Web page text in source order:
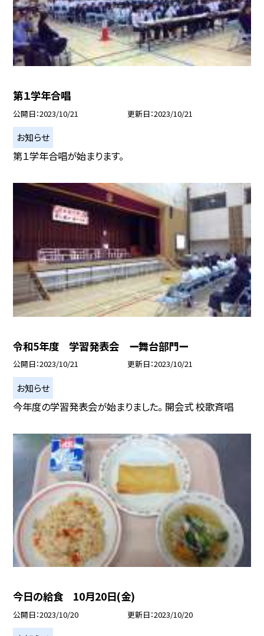
第１学年合唱
公開日 2023/10/21 更新日 2023/10/21
お知らせ
第１学年合唱が始まります。
令和5年度 学習発表会 ー舞台部門ー
公開日 2023/10/21 更新日 2023/10/21
お知らせ
今年度の学習発表会が始まりました。 開会式 校歌斉唱
今日の給食 10月20日(金)
公開日 2023/10/20 更新日 2023/10/20